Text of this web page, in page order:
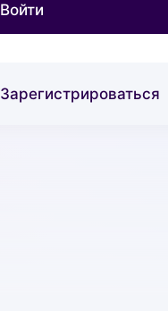
Войти
Зарегистрироваться